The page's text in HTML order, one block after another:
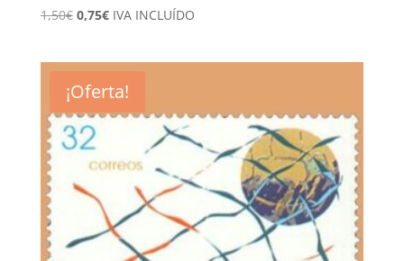
1,50€ El
1,50€.
0,75€El
0,75€.
IVA INCLUÍDO
¡Oferta!